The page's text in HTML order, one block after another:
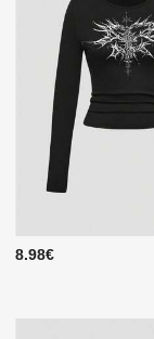
8.98€